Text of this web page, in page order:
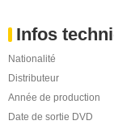
Infos
Nationalité
Distributeur
Année de production
Date de sortie DVD